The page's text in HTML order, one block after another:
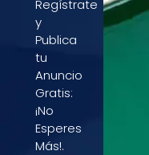
Regístrate
y
Publica
tu
Anuncio
Gratis:
¡No
Esperes
Más!.